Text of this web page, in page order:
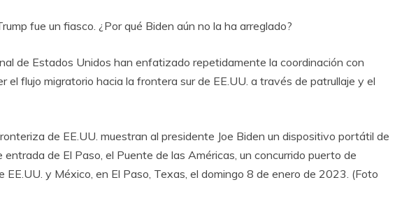
fue un fiasco. ¿Por qué Biden aún no la ha arreglado?
de Estados Unidos han enfatizado repetidamente la coordinación con
el flujo migratorio hacia la frontera sur de EE.UU. a través de patrullaje y el
de EE.UU. muestran al presidente Joe Biden un dispositivo portátil de
de El Paso, el Puente de las Américas, un concurrido puerto de
y México, en El Paso, Texas, el domingo 8 de enero de 2023. (Foto